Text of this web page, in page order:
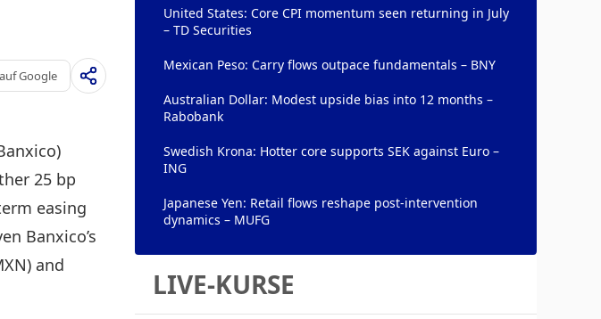
Google
25 bp
easing
Banxico’s
and
United States: Core CPI momentum seen returning in July
– TD Securities
Mexican Peso: Carry flows outpace fundamentals – BNY
Australian Dollar: Modest upside bias into 12 months –
Rabobank
Swedish Krona: Hotter core supports SEK against Euro –
ING
Japanese Yen: Retail flows reshape post-intervention
dynamics – MUFG
LIVE-KURSE